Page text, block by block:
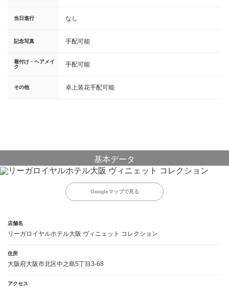
当日進行 なし
記念写真 手配可能
着付け・ヘアメイ
ク
手配可能
その他 卓上装花手配可能
基本データ
Googleマップで見る
店舗名
リーガロイヤルホテル大阪 ヴィニェット コレクション
住所
大阪府大阪市北区中之島5丁目3-68
アクセス